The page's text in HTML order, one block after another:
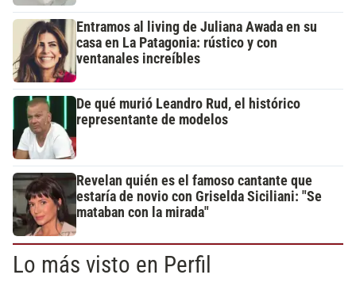
Entramos al living de Juliana Awada en su
casa en La Patagonia: rústico y con
ventanales increíbles
De qué murió Leandro Rud, el histórico
representante de modelos
Revelan quién es el famoso cantante que
estaría de novio con Griselda Siciliani: "Se
mataban con la mirada"
Lo más visto en Perfil